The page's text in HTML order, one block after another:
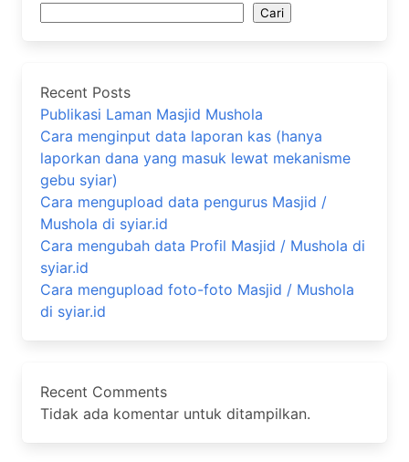
Cari
Recent Posts
Publikasi Laman Masjid Mushola
Cara menginput data laporan kas (hanya
laporkan dana yang masuk lewat mekanisme
gebu syiar)
Cara mengupload data pengurus Masjid /
Mushola di syiar.id
Cara mengubah data Profil Masjid / Mushola di
syiar.id
Cara mengupload foto-foto Masjid / Mushola
di syiar.id
Recent Comments
Tidak ada komentar untuk ditampilkan.